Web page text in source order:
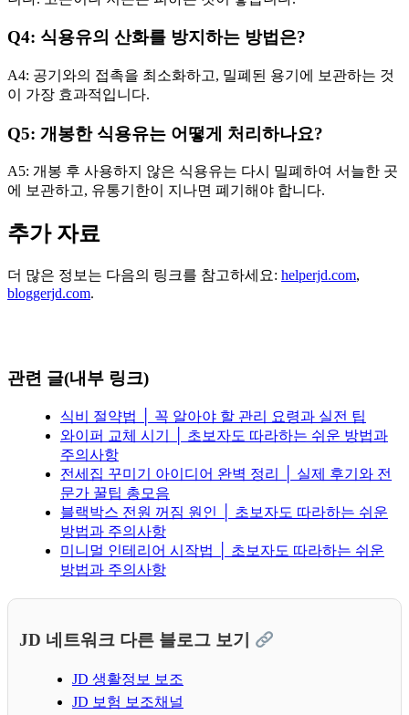
Q4: 식용유의 산화를 방지하는 방법은?
A4: 공기와의 접촉을 최소화하고, 밀폐된 용기에 보관하는 것
이 가장 효과적입니다.
Q5: 개봉한 식용유는 어떻게 처리하나요?
A5: 개봉 후 사용하지 않은 식용유는 다시 밀폐하여 서늘한 곳
에 보관하고, 유통기한이 지나면 폐기해야 합니다.
추가 자료
더 많은 정보는 다음의 링크를 참고하세요: helperjd.com,
bloggerjd.com.
관련 글(내부 링크)
식비 절약법 │ 꼭 알아야 할 관리 요령과 실전 팁
와이퍼 교체 시기 │ 초보자도 따라하는 쉬운 방법과
주의사항
전세집 꾸미기 아이디어 완벽 정리 │ 실제 후기와 전
문가 꿀팁 총모음
블랙박스 전원 꺼짐 원인 │ 초보자도 따라하는 쉬운
방법과 주의사항
미니멀 인테리어 시작법 │ 초보자도 따라하는 쉬운
방법과 주의사항
JD 네트워크 다른 블로그 보기
JD 생활정보 보조
JD 보험 보조채널